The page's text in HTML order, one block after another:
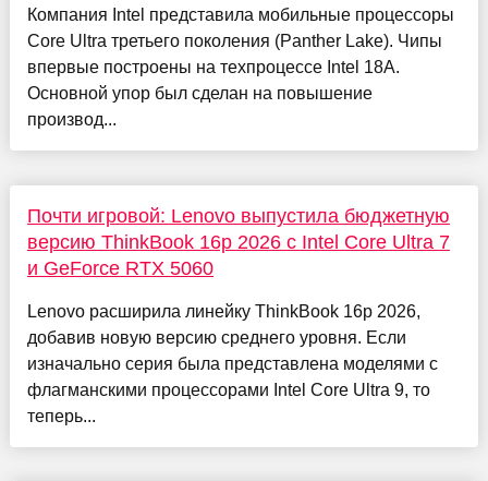
Компания Intel представила мобильные процессоры
Core Ultra третьего поколения (Panther Lake). Чипы
впервые построены на техпроцессе Intel 18A.
Основной упор был сделан на повышение
производ...
Почти игровой: Lenovo выпустила бюджетную
версию ThinkBook 16p 2026 с Intel Core Ultra 7
и GeForce RTX 5060
Lenovo расширила линейку ThinkBook 16p 2026,
добавив новую версию среднего уровня. Если
изначально серия была представлена моделями с
флагманскими процессорами Intel Core Ultra 9, то
теперь...